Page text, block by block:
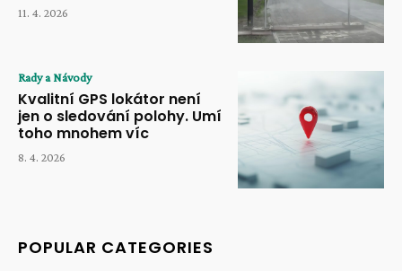
11. 4. 2026
Rady a Návody
Kvalitní GPS lokátor není
jen o sledování polohy. Umí
toho mnohem víc
8. 4. 2026
POPULAR CATEGORIES